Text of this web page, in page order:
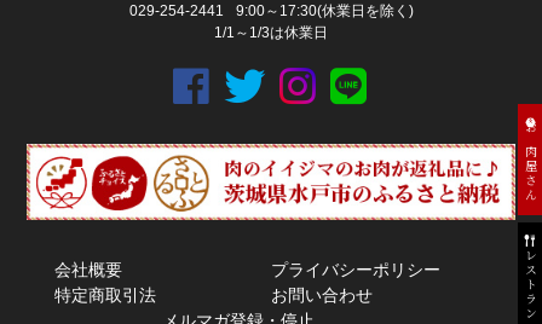
お肉屋さん
レストラン
029-254-2441
9:00～17:30(休業日を除く)
1/1～1/3は休業日
会社概要
プライバシーポリシー
特定商取引法
お問い合わせ
メルマガ登録・停止